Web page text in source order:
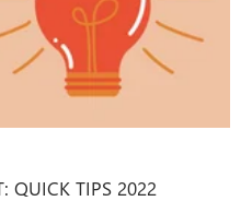
QUICK TIPS 2022